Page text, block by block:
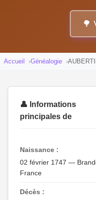
🌳
Accueil Généalogie
👤 Informations
principales de
Naissance :
02 février 1747 —
France
Décès :